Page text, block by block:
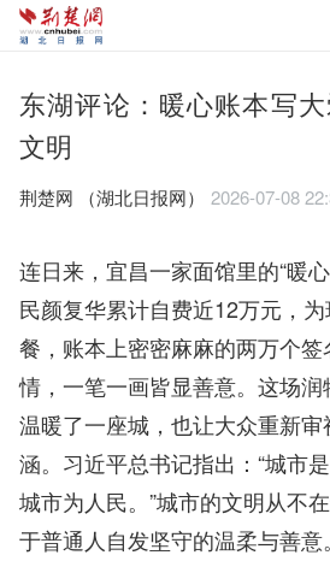
东湖评论：暖心账本写
文明
荆楚网 ​（湖北日报网） 2026-07-08
连日来，宜昌一家面馆里的“暖
民颜复华累计自费近12万元，
餐，账本上密密麻麻的两万个
情，一笔一画皆显善意。这场
温暖了一座城，也让大众重新
涵。习近平总书记指出：“城市
城市为人民。”城市的文明从不
于普通人自发坚守的温柔与善